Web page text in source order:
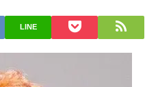
LINE